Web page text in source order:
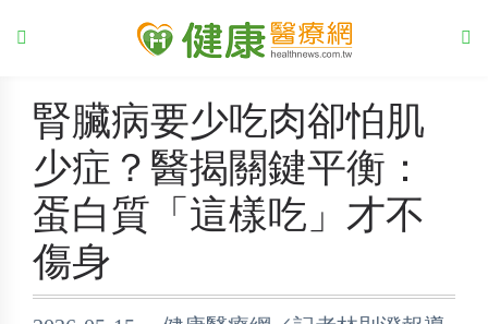
腎臟病要少吃肉卻怕肌
少症？醫揭關鍵平衡：
蛋白質「這樣吃」才不
傷身